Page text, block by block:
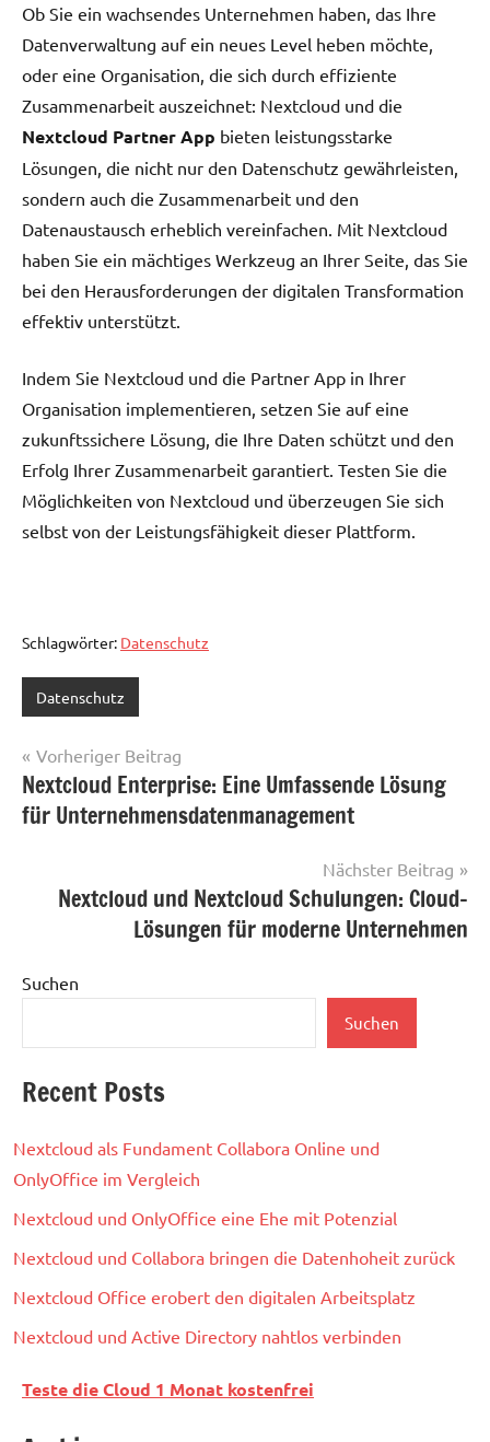
Ob Sie ein wachsendes Unternehmen haben, das Ihre
Datenverwaltung auf ein neues Level heben möchte,
oder eine Organisation, die sich durch effiziente
Zusammenarbeit auszeichnet: Nextcloud und die
Nextcloud Partner App bieten leistungsstarke
Lösungen, die nicht nur den Datenschutz gewährleisten,
sondern auch die Zusammenarbeit und den
Datenaustausch erheblich vereinfachen. Mit Nextcloud
haben Sie ein mächtiges Werkzeug an Ihrer Seite, das Sie
bei den Herausforderungen der digitalen Transformation
effektiv unterstützt.
Indem Sie Nextcloud und die Partner App in Ihrer
Organisation implementieren, setzen Sie auf eine
zukunftssichere Lösung, die Ihre Daten schützt und den
Erfolg Ihrer Zusammenarbeit garantiert. Testen Sie die
Möglichkeiten von Nextcloud und überzeugen Sie sich
selbst von der Leistungsfähigkeit dieser Plattform.
Schlagwörter: Datenschutz
Datenschutz
Beitragsnavigation
Vorheriger Beitrag
Nextcloud Enterprise: Eine Umfassende Lösung
für Unternehmensdatenmanagement
Nächster Beitrag
Nextcloud und Nextcloud Schulungen: Cloud-
Lösungen für moderne Unternehmen
Suchen
Suchen
Recent Posts
Nextcloud als Fundament Collabora Online und
OnlyOffice im Vergleich
Nextcloud und OnlyOffice eine Ehe mit Potenzial
Nextcloud und Collabora bringen die Datenhoheit zurück
Nextcloud Office erobert den digitalen Arbeitsplatz
Nextcloud und Active Directory nahtlos verbinden
Teste die Cloud 1 Monat kostenfrei